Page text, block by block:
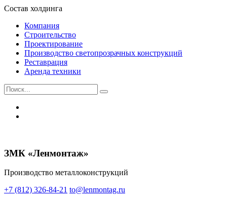
Состав холдинга
Компания
Строительство
Проектирование
Производство светопрозрачных конструкций
Реставрация
Аренда техники
ЗМК «Ленмонтаж»
Производство металлоконструкций
+7 (812) 326-84-21 to@lenmontag.ru